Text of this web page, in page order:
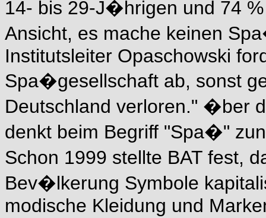
14- bis 29-J�hrigen und 74
Ansicht, es mache keinen
Institutsleiter Opaschowski
Spa�gesellschaft ab, sonst
Deutschland verloren." �ber
denkt beim Begriff "Spa�"
Schon 1999 stellte BAT fest,
Bev�lkerung Symbole
modische Kleidung und